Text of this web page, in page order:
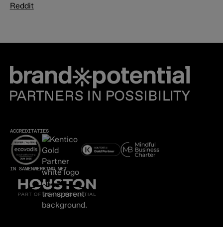
Reddit
ACCREDITATIES
IN SAMENWERKING MET